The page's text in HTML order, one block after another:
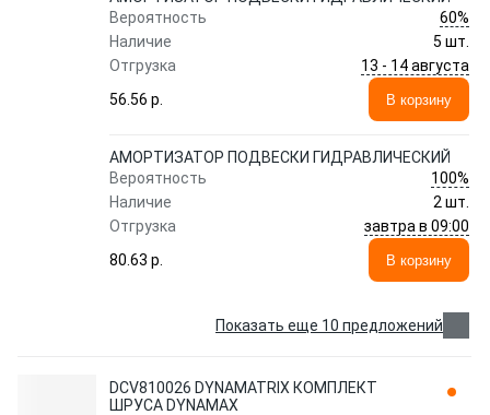
Вероятность
60%
Наличие
5 шт.
Отгрузка
13 - 14 августа
56.56 p.
В корзину
АМОРТИЗАТОР ПОДВЕСКИ ГИДРАВЛИЧЕСКИЙ
Вероятность
100%
Наличие
2 шт.
Отгрузка
завтра в 09:00
80.63 p.
В корзину
Показать еще 10 предложений
DCV810026 DYNAMATRIX КОМПЛЕКТ
ШРУСА DYNAMAX